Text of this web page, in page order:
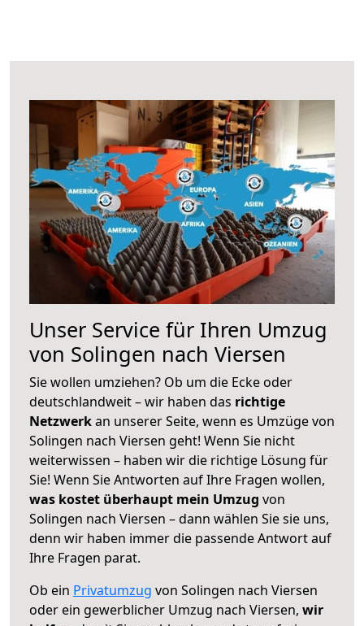
Unser Service für Ihren Umzug
von Solingen nach Viersen
Sie wollen umziehen? Ob um die Ecke oder
deutschlandweit – wir haben das richtige
Netzwerkan unserer Seite, wenn es Umzüge von
Solingen nach Viersen geht! Wenn Sie nicht
weiterwissen – haben wir die richtige Lösung für
Sie! Wenn Sie Antworten auf Ihre Fragen wollen,
was kostet überhaupt mein Umzug von
Solingen nach Viersen – dann wählen Sie sie uns,
denn wir haben immer die passende Antwort auf
Ihre Fragen parat.
Ob ein Privatumzug von Solingen nach Viersen
oder ein gewerblicher Umzug nach Viersen, wir